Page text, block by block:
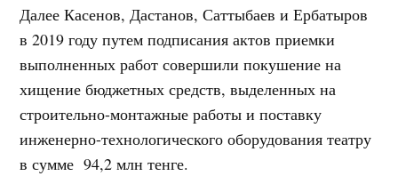
Далее Касенов, Дастанов, Саттыбаев и Ербатыров
в 2019 году путем подписания актов приемки
выполненных работ совершили покушение на
хищение бюджетных средств, выделенных на
строительно-монтажные работы и поставку
инженерно-технологического оборудования театру
в сумме 94,2 млн тенге.